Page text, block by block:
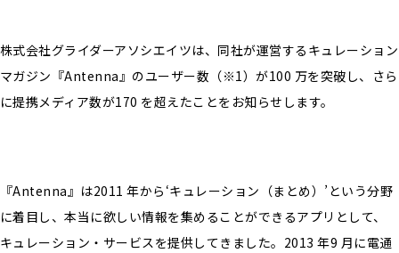
株式会社グライダーアソシエイツは、同社が運営するキュレーション
マガジン『Antenna』のユーザー数（※1）が100 万を突破し、さら
に提携メディア数が170 を超えたことをお知らせします。
『Antenna』は2011 年から‘キュレーション（まとめ）’という分野
に着目し、本当に欲しい情報を集めることができるアプリとして、
キュレーション・サービスを提供してきました。2013 年9 月に電通